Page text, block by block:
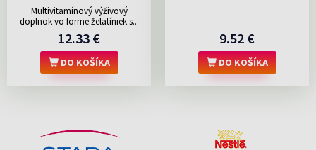
Multivitamínový výživový
doplnok vo forme želatíniek s...
12.33 €
DO KOŠÍKA
9.52 €
DO KOŠÍKA